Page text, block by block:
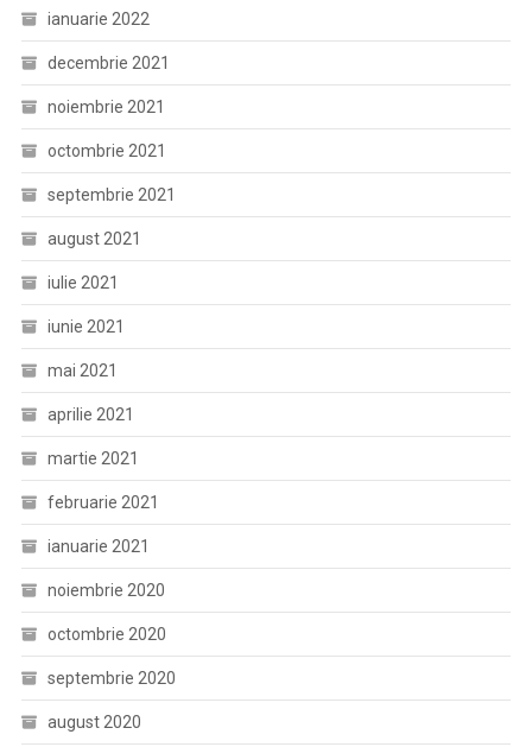
ianuarie 2022
decembrie 2021
noiembrie 2021
octombrie 2021
septembrie 2021
august 2021
iulie 2021
iunie 2021
mai 2021
aprilie 2021
martie 2021
februarie 2021
ianuarie 2021
noiembrie 2020
octombrie 2020
septembrie 2020
august 2020